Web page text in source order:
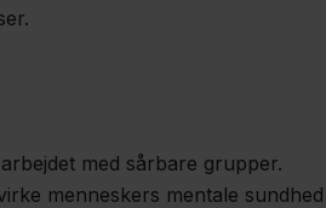
med sårbare grupper.
menneskers mentale sundhed